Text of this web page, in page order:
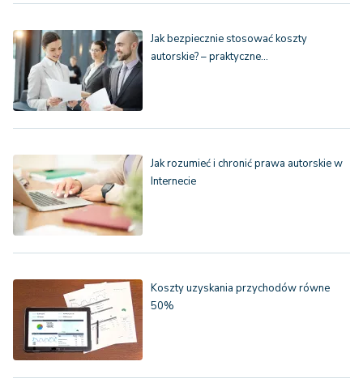
Jak bezpiecznie stosować koszty
autorskie? – praktyczne…
Jak rozumieć i chronić prawa autorskie w
Internecie
Koszty uzyskania przychodów równe
50%